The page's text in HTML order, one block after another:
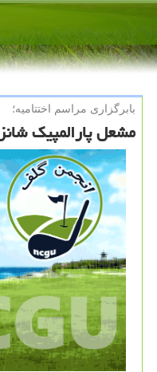
بابرگزاری مراسم اختتامیه؛
مشعل پارالمپیک